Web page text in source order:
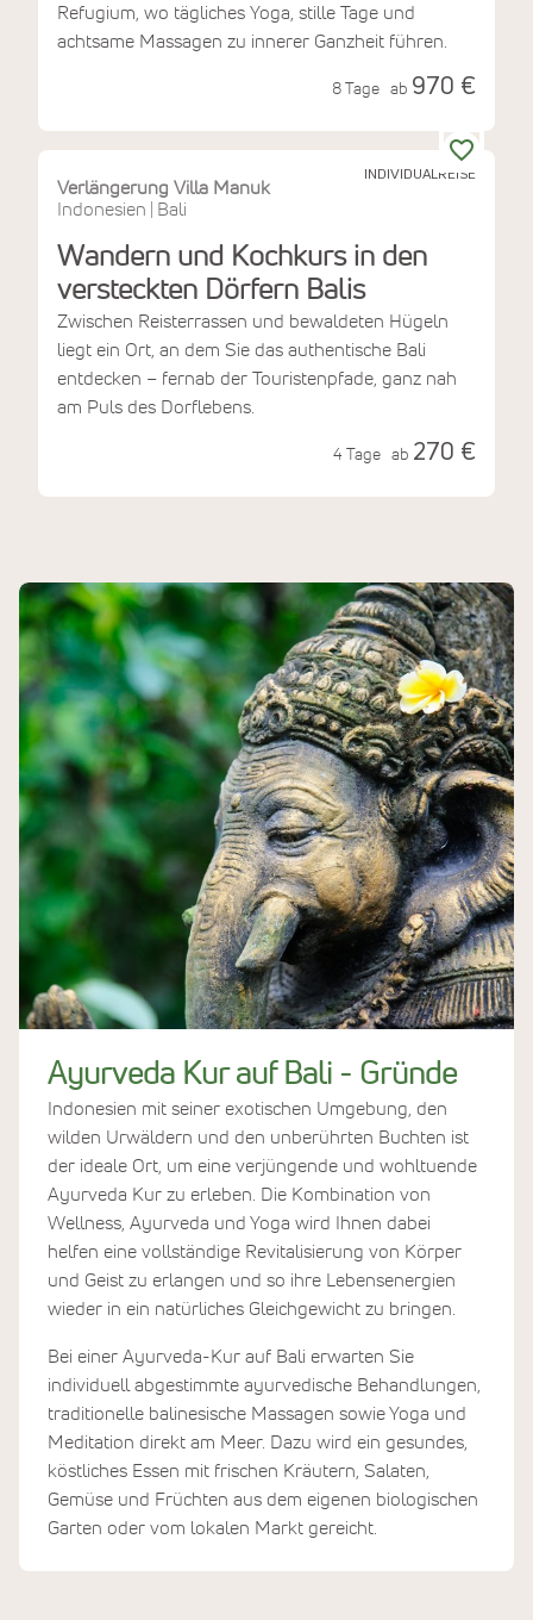
Refugium, wo tägliches Yoga, stille Tage und
achtsame Massagen zu innerer Ganzheit führen.
8 Tage ab 970 €
INDIVIDUALREISE
Verlängerung Villa Manuk
Indonesien
Bali
Wandern und Kochkurs in den
versteckten Dörfern Balis
Zwischen Reisterrassen und bewaldeten Hügeln
liegt ein Ort, an dem Sie das authentische Bali
entdecken – fernab der Touristenpfade, ganz nah
am Puls des Dorflebens.
4 Tage ab 270 €
Ayurveda Kur auf Bali - Gründe
Indonesien mit seiner exotischen Umgebung, den
wilden Urwäldern und den unberührten Buchten ist
der ideale Ort, um eine verjüngende und wohltuende
Ayurveda Kur zu erleben. Die Kombination von
Wellness, Ayurveda und Yoga wird Ihnen dabei
helfen eine vollständige Revitalisierung von Körper
und Geist zu erlangen und so ihre Lebensenergien
wieder in ein natürliches Gleichgewicht zu bringen.
Bei einer Ayurveda-Kur auf Bali erwarten Sie
individuell abgestimmte ayurvedische Behandlungen,
traditionelle balinesische Massagen sowie Yoga und
Meditation direkt am Meer. Dazu wird ein gesundes,
köstliches Essen mit frischen Kräutern, Salaten,
Gemüse und Früchten aus dem eigenen biologischen
Garten oder vom lokalen Markt gereicht.